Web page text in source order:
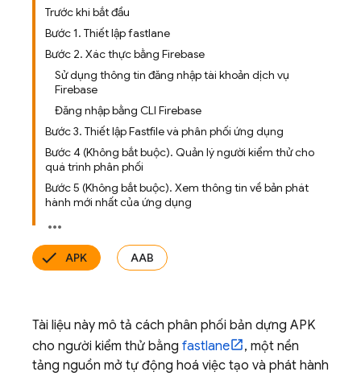
Trước khi bắt đầu
Bước 1. Thiết lập fastlane
Bước 2. Xác thực bằng Firebase
Sử dụng thông tin đăng nhập tài khoản dịch vụ
Firebase
Đăng nhập bằng CLI Firebase
Bước 3. Thiết lập Fastfile và phân phối ứng dụng
Bước 4 (Không bắt buộc). Quản lý người kiểm thử cho
quá trình phân phối
Bước 5 (Không bắt buộc). Xem thông tin về bản phát
hành mới nhất của ứng dụng
APK AAB
Tài liệu này mô tả cách phân phối bản dựng APK
cho người kiểm thử bằng fastlane
, một nền
tảng nguồn mở tự động hoá việc tạo và phát hành